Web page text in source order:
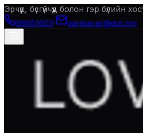
Эрчүүд, бүсгүйчүүд болон гэр бүлийн
96651603· ganbayar@dot.mn